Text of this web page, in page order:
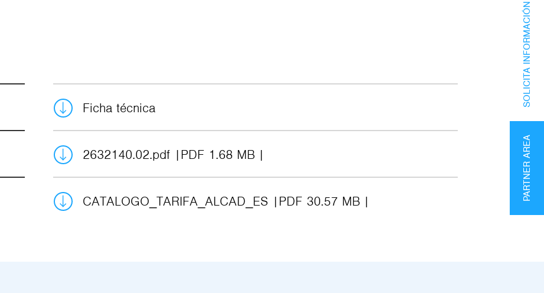
Ficha técnica
2632140.02.pdf PDF 1.68 MB
CATALOGO_TARIFA_ALCAD_ES PDF 30.57 MB PARTNER AREA
SOLICITA INFORMACIÓN